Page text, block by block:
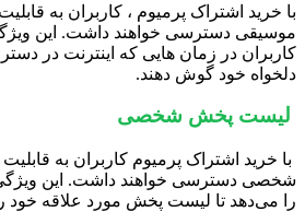
با خرید اشتراک پرمیوم ، کاربران به
موسیقی دسترسی خواهند داشت. این
کاربران در زمان ‌هایی که اینترنت در
دلخواه خود گوش دهند.
لیست پخش شخصی
با خرید اشتراک پرمیوم کاربران به
شخصی دسترسی خواهند داشت. این ویژگی
را می‌دهد تا لیست پخش مورد علاقه خود